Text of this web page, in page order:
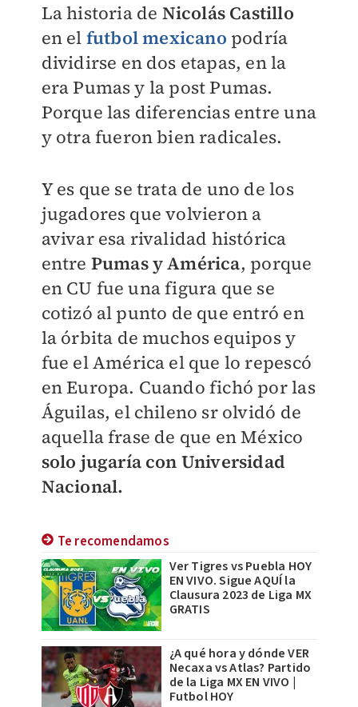
La historia de Nicolás Castillo
en el futbol mexicano podría
dividirse en dos etapas, en la
era Pumas y la post Pumas.
Porque las diferencias entre una
y otra fueron bien radicales.
Y es que se trata de uno de los
jugadores que volvieron a
avivar esa rivalidad histórica
entre Pumas y América, porque
en CU fue una figura que se
cotizó al punto de que entró en
la órbita de muchos equipos y
fue el América el que lo repescó
en Europa. Cuando fichó por las
Águilas, el chileno sr olvidó de
aquella frase de que en México
solo jugaría con Universidad
Nacional.
Te recomendamos
Ver Tigres vs Puebla HOY
EN VIVO. Sigue AQUÍ la
Clausura 2023 de Liga MX
GRATIS
¿A qué hora y dónde VER
Necaxa vs Atlas? Partido
de la Liga MX EN VIVO |
Futbol HOY